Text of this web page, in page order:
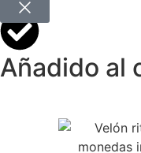
Añadido al